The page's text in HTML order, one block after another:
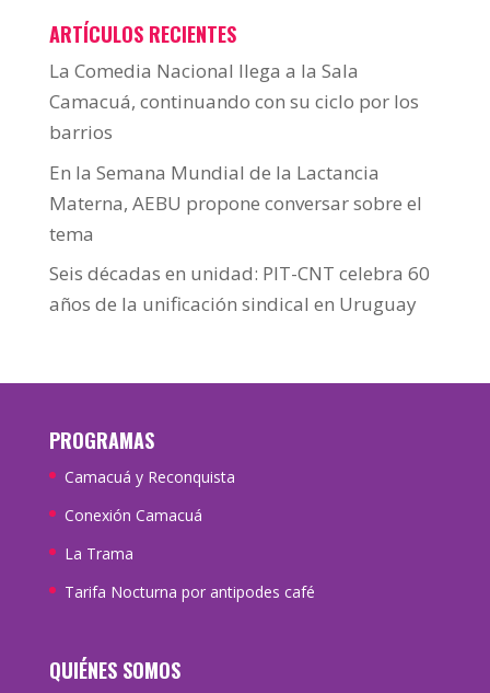
ARTÍCULOS RECIENTES
La Comedia Nacional llega a la Sala
Camacuá, continuando con su ciclo por los
barrios
En la Semana Mundial de la Lactancia
Materna, AEBU propone conversar sobre el
tema
Seis décadas en unidad: PIT-CNT celebra 60
años de la unificación sindical en Uruguay
PROGRAMAS
Camacuá y Reconquista
Conexión Camacuá
La Trama
Tarifa Nocturna por antipodes café
QUIÉNES SOMOS